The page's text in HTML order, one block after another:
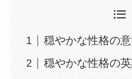
穏やかな性格の
穏やかな性格の